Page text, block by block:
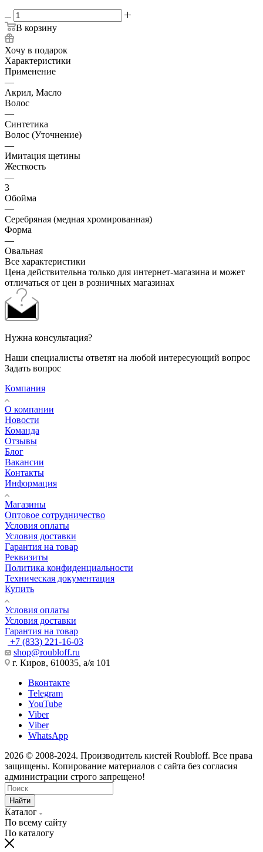
В корзину
Хочу в подарок
Характеристики
Применение
—
Акрил, Масло
Волос
—
Синтетика
Волос (Уточнение)
—
Имитация щетины
Жесткость
—
3
Обойма
—
Cеребряная (медная хромированная)
Форма
—
Овальная
Все характеристики
Цена действительна только для интернет-магазина и может
отличаться от цен в розничных магазинах
Нужна консультация?
Наши специалисты ответят на любой интересующий вопрос
Задать вопрос
Компания
О компании
Новости
Команда
Отзывы
Блог
Вакансии
Контакты
Информация
Магазины
Оптовое сотрудничество
Условия оплаты
Условия доставки
Гарантия на товар
Реквизиты
Политика конфиденциальности
Техническая документация
Купить
Условия оплаты
Условия доставки
Гарантия на товар
+7 (833) 221-16-03
shop@roubloff.ru
г. Киров, 610035, а/я 101
Вконтакте
Telegram
YouTube
Viber
Viber
WhatsApp
2026 © 2008-2024. Производитель кистей Roubloff. Все права
защищены. Копирование материалов с сайта без согласия
администрации строго запрещено!
Найти
Каталог
По всему сайту
По каталогу